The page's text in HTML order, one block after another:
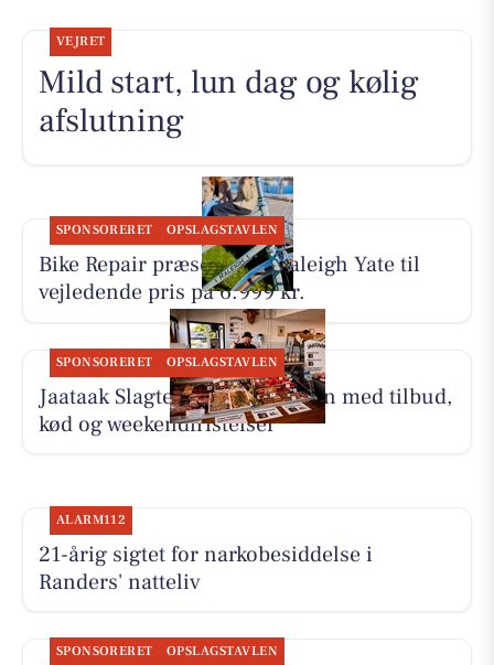
VEJRET
Mild start, lun dag og kølig
afslutning
SPONSORERET OPSLAGSTAVLEN
Bike Repair præsenterer Raleigh Yate til
vejledende pris på 6.999 kr.
SPONSORERET OPSLAGSTAVLEN
Jaataak Slagteren fylder disken med tilbud,
kød og weekendfristelser
ALARM112
21-årig sigtet for narkobesiddelse i
Randers' natteliv
SPONSORERET OPSLAGSTAVLEN